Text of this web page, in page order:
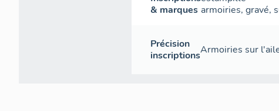
& marques armoiries, gravé,
Précision
inscriptionsArmoiries sur